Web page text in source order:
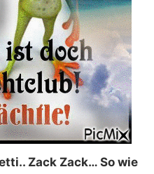
Zack Zack… So wie